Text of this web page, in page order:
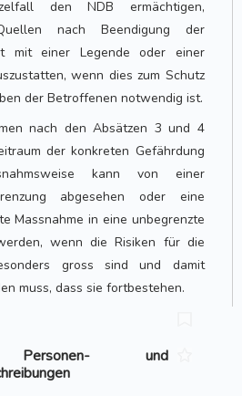
den NDB ermächtigen,
nach Beendigung der
mit einer Legende oder einer
wenn dies zum Schutz
der Betroffenen notwendig ist.
nach den Absätzen 3 und 4
der konkreten Gefährdung
kann von einer
abgesehen oder eine
Massnahme in eine unbegrenzte
wenn die Risiken für die
gross sind und damit
muss, dass sie fortbestehen.
und